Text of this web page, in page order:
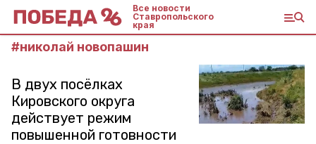
Все новости
Ставропольского
края
#николай новопашин
В двух посёлках
Кировского округа
действует режим
повышенной готовности